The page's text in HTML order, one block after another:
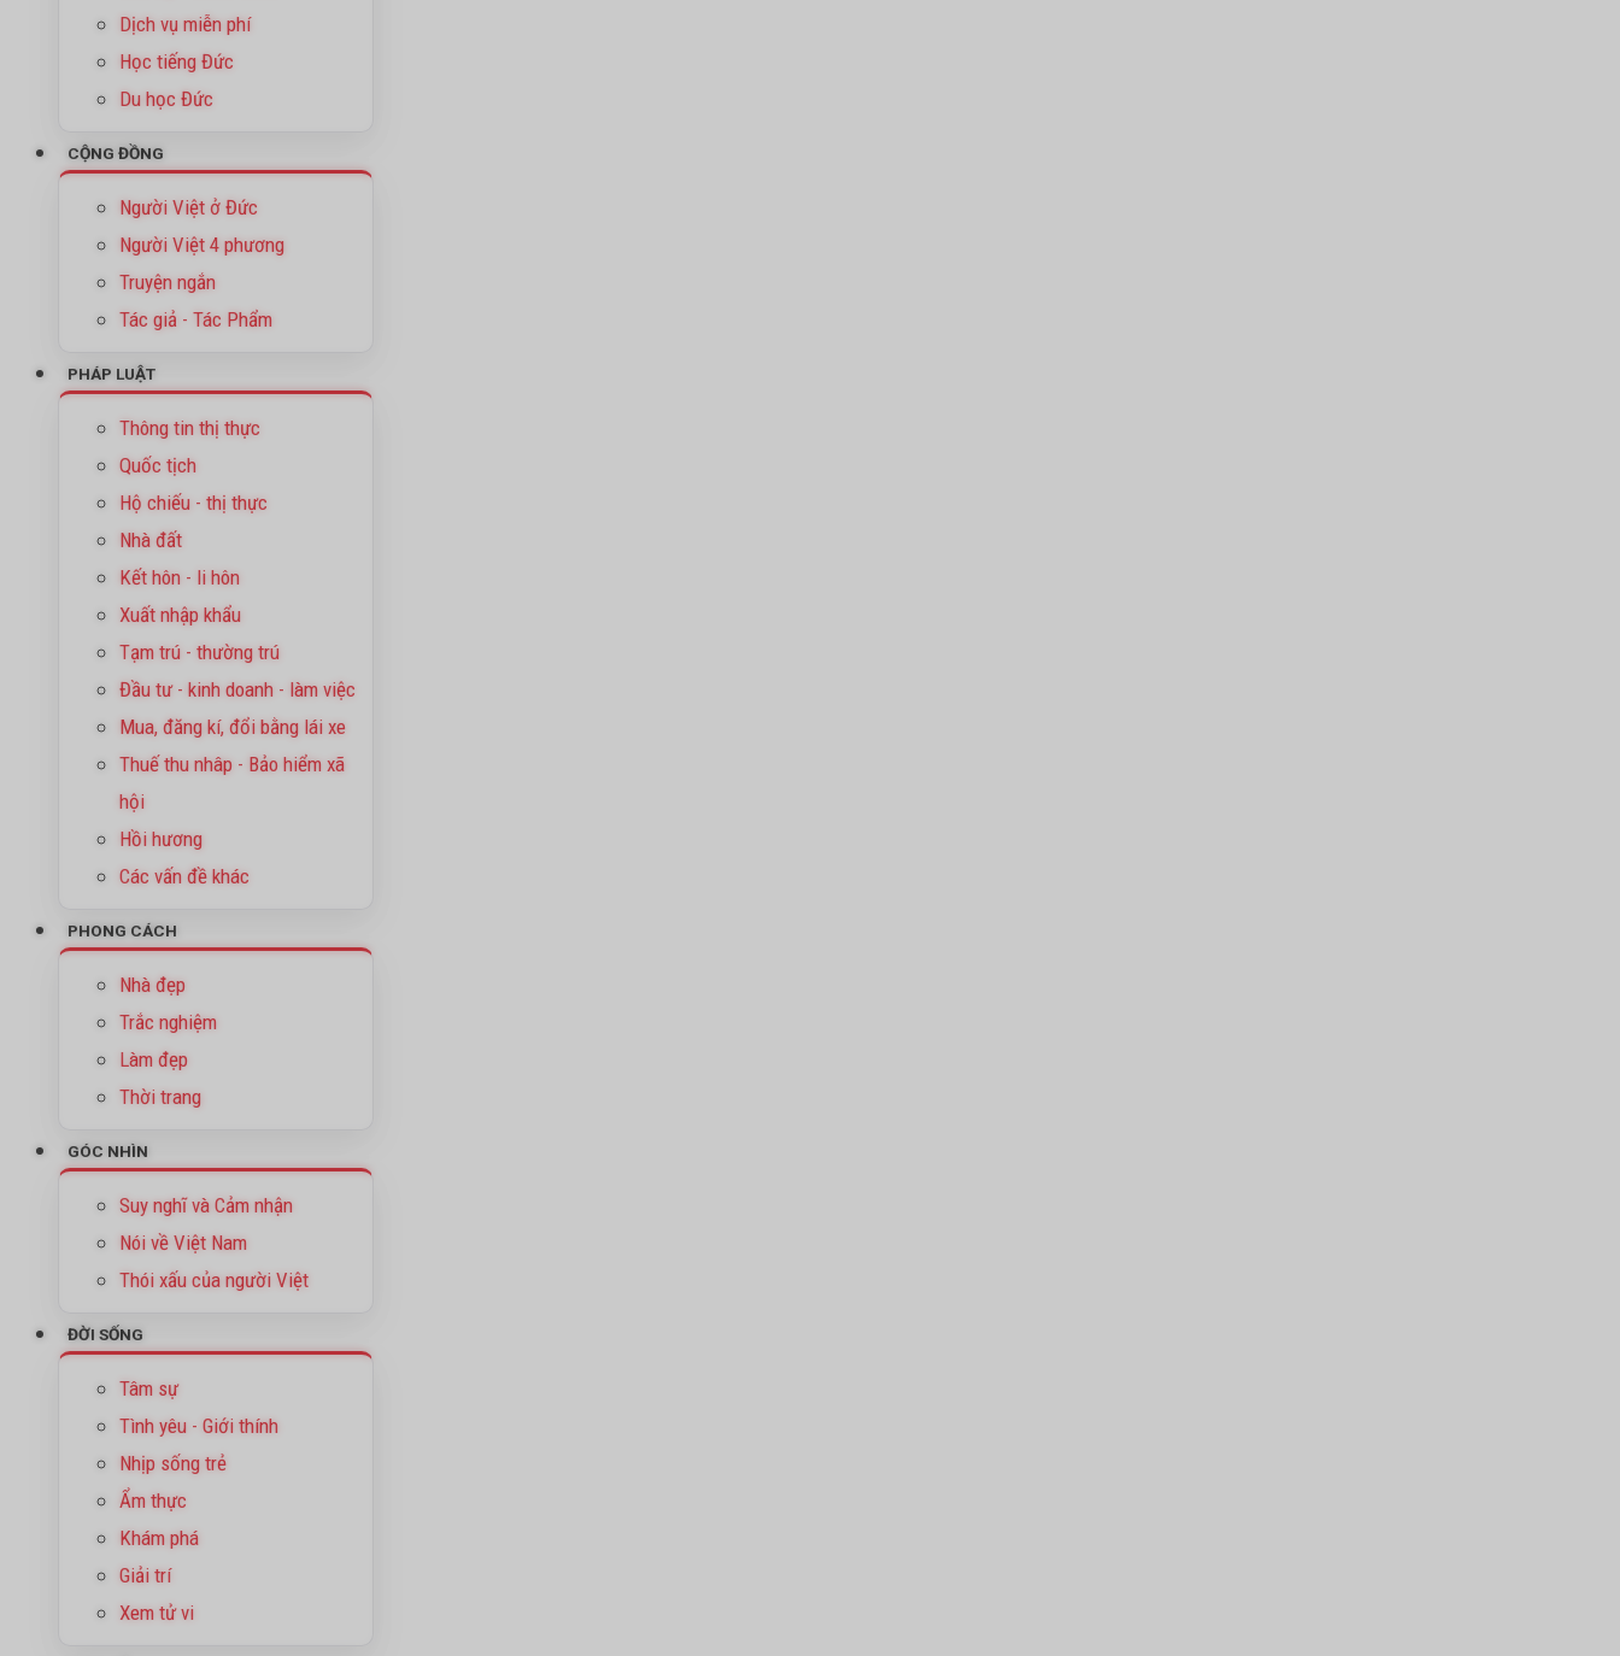
Dịch vụ miễn phí
Học tiếng Đức
Du học Đức
CỘNG ĐỒNG
Người Việt ở Đức
Người Việt 4 phương
Truyện ngắn
Tác giả - Tác Phẩm
PHÁP LUẬT
Thông tin thị thực
Quốc tịch
Hộ chiếu - thị thực
Nhà đất
Kết hôn - li hôn
Xuất nhập khẩu
Tạm trú - thường trú
Đầu tư - kinh doanh - làm việc
Mua, đăng kí, đổi bằng lái xe
Thuế thu nhâp - Bảo hiểm xã
hội
Hồi hương
Các vấn đề khác
PHONG CÁCH
Nhà đẹp
Trắc nghiệm
Làm đẹp
Thời trang
GÓC NHÌN
Suy nghĩ và Cảm nhận
Nói về Việt Nam
Thói xấu của người Việt
ĐỜI SỐNG
Tâm sự
Tình yêu - Giới thính
Nhịp sống trẻ
Ẩm thực
Khám phá
Giải trí
Xem tử vi